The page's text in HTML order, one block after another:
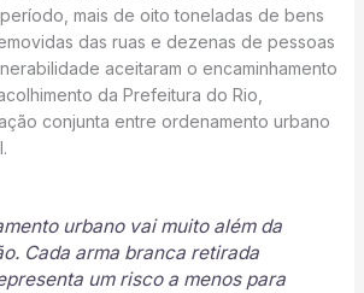
mais de oito toneladas de bens
das ruas e dezenas de pessoas
aceitaram o encaminhamento
da Prefeitura do Rio,
conjunta entre ordenamento urbano
urbano vai muito além da
Cada arma branca retirada
um risco a menos para